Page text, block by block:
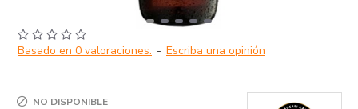
Basado en 0 valoraciones. - Escriba una opinión
NO DISPONIBLE